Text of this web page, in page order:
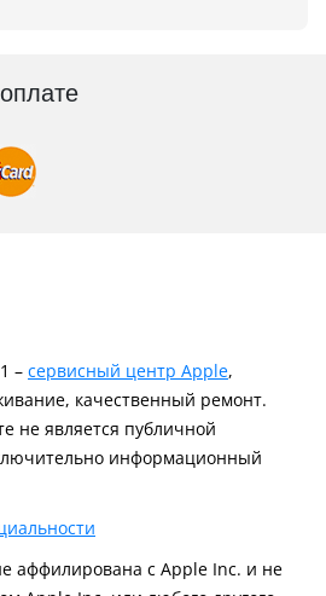
– сервисный центр Apple,
качественный ремонт.
не является публичной
информационный
аффилирована c Apple Inc. и не